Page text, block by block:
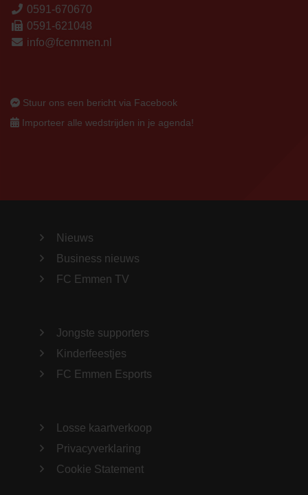
0591-670670
0591-621048
info@fcemmen.nl
Stuur ons een bericht via Facebook
Importeer alle wedstrijden in je agenda!
Nieuws
Business nieuws
FC Emmen TV
Jongste supporters
Kinderfeestjes
FC Emmen Esports
Losse kaartverkoop
Privacyverklaring
Cookie Statement